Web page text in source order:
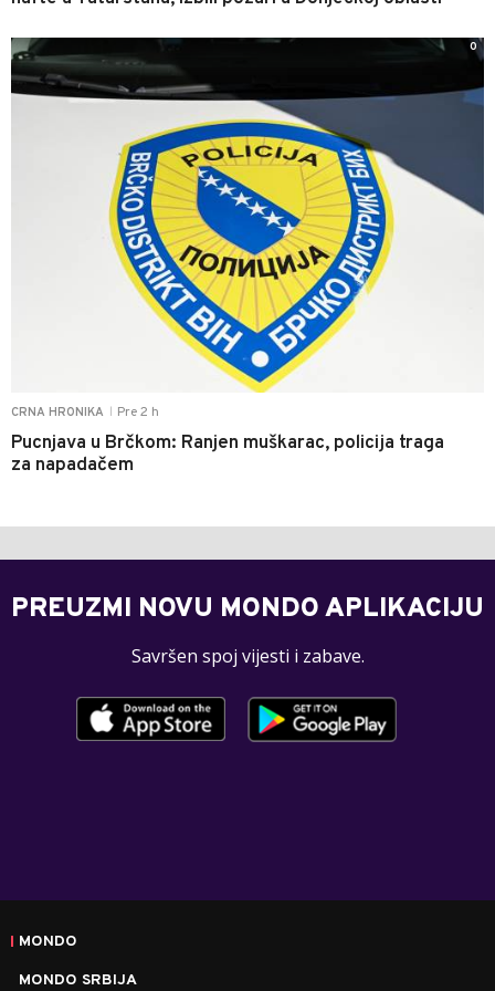
CRNA HRONIKA Pre 2 h
Pucnjava u Brčkom: Ranjen muškarac, policija traga
za napadačem
0
PREUZMI NOVU MONDO APLIKACIJU
Savršen spoj vijesti i zabave.
MONDO
MONDO SRBIJA